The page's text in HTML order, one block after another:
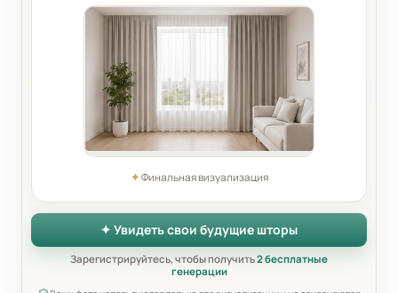
✦Финальная визуализация
✦ Увидеть свои будущие шторы
Зарегистрируйтесь, чтобы получить2 бесплатные
генерации